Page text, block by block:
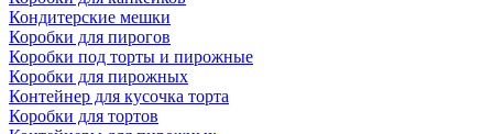
Кондитерские мешки
Коробки для пирогов
Коробки под торты и пирожные
Коробки для пирожных
Контейнер для кусочка торта
Коробки для тортов